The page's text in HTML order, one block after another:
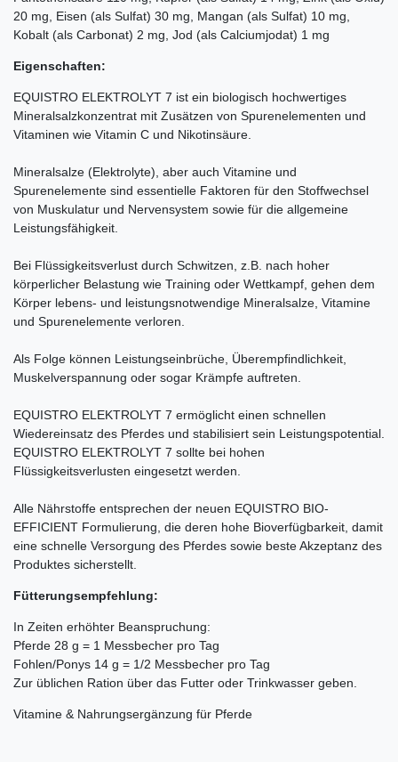
20 mg, Eisen (als Sulfat) 30 mg, Mangan (als Sulfat) 10 mg,
Kobalt (als Carbonat) 2 mg, Jod (als Calciumjodat) 1 mg
Eigenschaften:
EQUISTRO ELEKTROLYT 7 ist ein biologisch hochwertiges
Mineralsalzkonzentrat mit Zusätzen von Spurenelementen und
Vitaminen wie Vitamin C und Nikotinsäure.
Mineralsalze (Elektrolyte), aber auch Vitamine und
Spurenelemente sind essentielle Faktoren für den Stoffwechsel
von Muskulatur und Nervensystem sowie für die allgemeine
Leistungsfähigkeit.
Bei Flüssigkeitsverlust durch Schwitzen, z.B. nach hoher
körperlicher Belastung wie Training oder Wettkampf, gehen dem
Körper lebens- und leistungsnotwendige Mineralsalze, Vitamine
und Spurenelemente verloren.
Als Folge können Leistungseinbrüche, Überempfindlichkeit,
Muskelverspannung oder sogar Krämpfe auftreten.
EQUISTRO ELEKTROLYT 7 ermöglicht einen schnellen
Wiedereinsatz des Pferdes und stabilisiert sein Leistungspotential.
EQUISTRO ELEKTROLYT 7 sollte bei hohen
Flüssigkeitsverlusten eingesetzt werden.
Alle Nährstoffe entsprechen der neuen EQUISTRO BIO-
EFFICIENT Formulierung, die deren hohe Bioverfügbarkeit, damit
eine schnelle Versorgung des Pferdes sowie beste Akzeptanz des
Produktes sicherstellt.
Fütterungsempfehlung:
In Zeiten erhöhter Beanspruchung:
Pferde 28 g = 1 Messbecher pro Tag
Fohlen/Ponys 14 g = 1/2 Messbecher pro Tag
Zur üblichen Ration über das Futter oder Trinkwasser geben.
Vitamine & Nahrungsergänzung für Pferde